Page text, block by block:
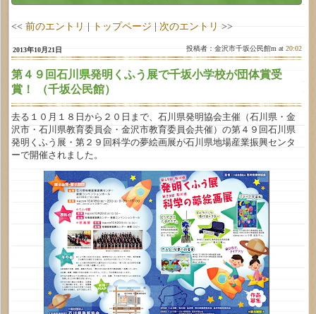
<< 前のエントリ | トップページ | 次のエントリ >>
2013年10月21日 投稿者：金沢市千坂公民館m at20:02
第４９回石川県発明くふう展で千坂小学校が団体賞受
賞！ （千坂公民館）
去る１０月１８日から２０日まで、石川県発明協会主催（石川県・金
沢市・石川県教育委員会・金沢市教育委員会共催）の第４９回石川県
発明くふう展・第２９回科学の夢絵画展が石川県地場産業振興センタ
ーで開催されました。